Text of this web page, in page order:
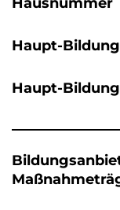
Haupt-
Haupt-